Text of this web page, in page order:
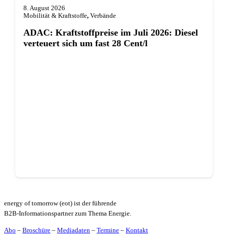
8. August 2026
Mobilität & Kraftstoffe, Verbände
ADAC: Kraftstoffpreise im Juli 2026: Diesel
verteuert sich um fast 28 Cent/l
energy of tomorrow (eot) ist der führende
B2B-Informationspartner zum Thema Energie.
Abo – Broschüre – Mediadaten – Termine – Kontakt